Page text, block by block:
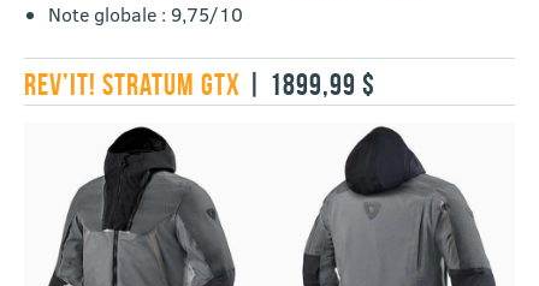
Note globale : 9,75/10
REV’IT! STRATUM GTX | 1899,99 $